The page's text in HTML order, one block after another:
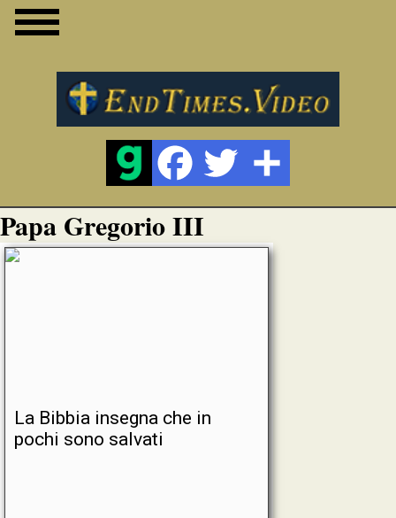
Papa Gregorio III
La Bibbia insegna che in
pochi sono salvati